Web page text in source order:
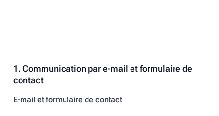
1. Communication par e-mail et formulaire de
contact
E-mail et formulaire de contact